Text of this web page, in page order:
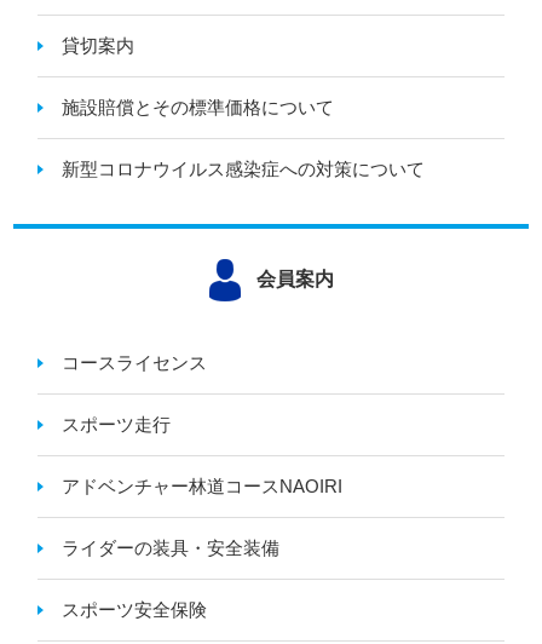
貸切案内
施設賠償とその標準価格について
新型コロナウイルス感染症への対策について
会員案内
コースライセンス
スポーツ走行
アドベンチャー林道コースNAOIRI
ライダーの装具・安全装備
スポーツ安全保険